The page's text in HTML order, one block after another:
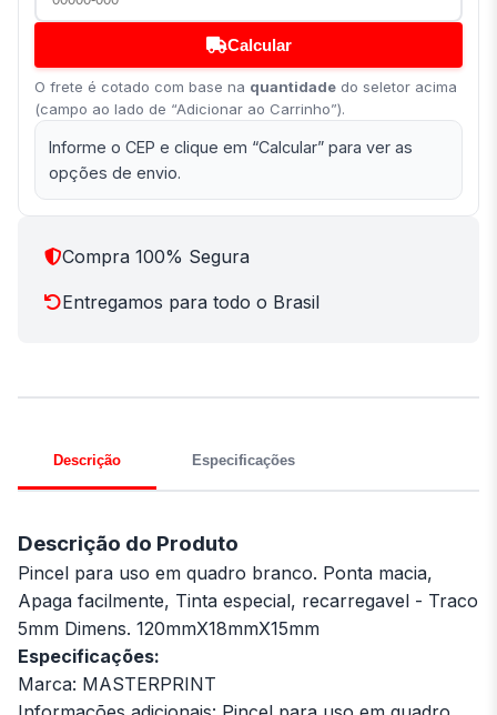
Calcular
O frete é cotado com base na quantidade do seletor acima
(campo ao lado de “Adicionar ao Carrinho”).
Informe o CEP e clique em “Calcular” para ver as
opções de envio.
Compra 100% Segura
Entregamos para todo o Brasil
Descrição Especificações
Descrição do Produto
Pincel para uso em quadro branco. Ponta macia,
Apaga facilmente, Tinta especial, recarregavel - Traco
5mm Dimens. 120mmX18mmX15mm
Especificações:
Marca: MASTERPRINT